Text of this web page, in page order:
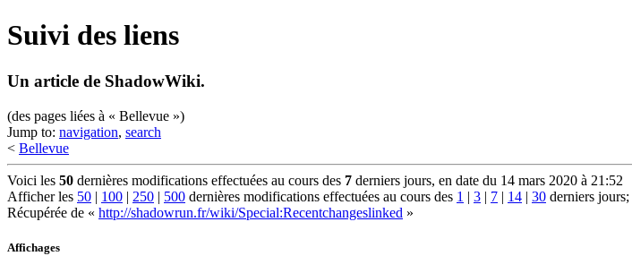
Suivi des liens
Un article de ShadowWiki.
(des pages liées à « Bellevue »)
Jump to: navigation, search
< Bellevue
Voici les 50 dernières modifications effectuées au cours des 7 derniers jours, en date du 14 mars 2020 à 21:52
Afficher les 50 | 100 | 250 | 500 dernières modifications effectuées au cours des 1 | 3 | 7 | 14 | 30 derniers jours;
Récupérée de « http://shadowrun.fr/wiki/Special:Recentchangeslinked »
Affichages